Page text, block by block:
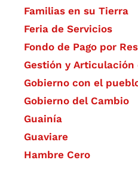
Familias en su Tierra
Feria de Servicios
Fondo de Pago por
Gestión y
Gobierno con el
Gobierno del Cambio
Guainía
Guaviare
Hambre Cero